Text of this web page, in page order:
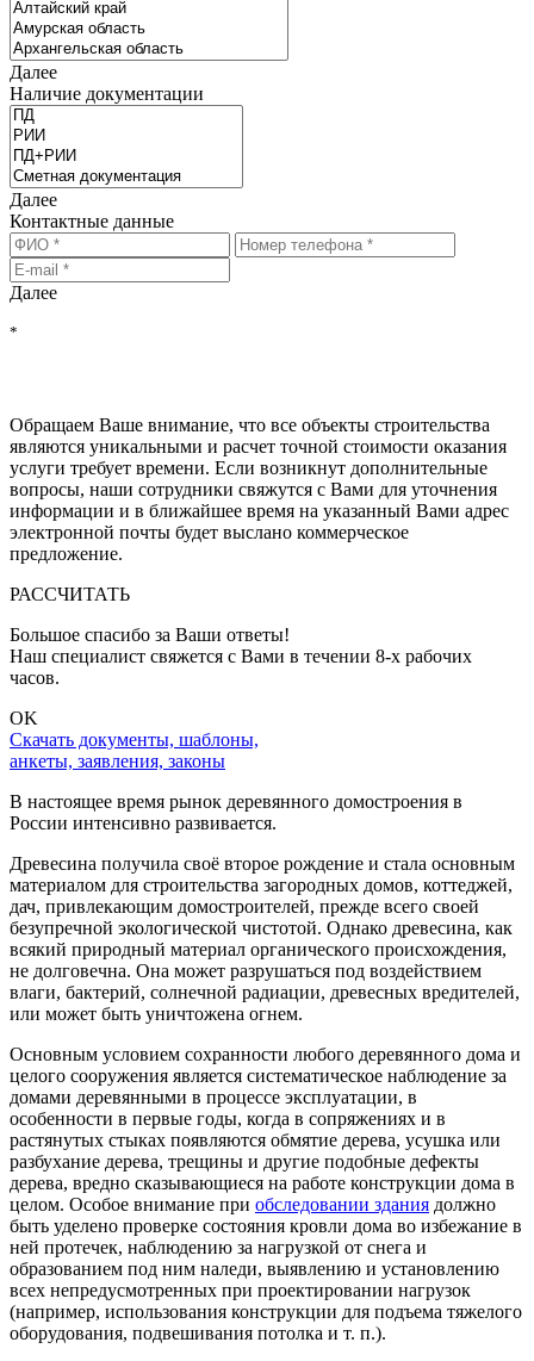
Далее
Наличие документации
Далее
Контактные данные
Далее
*
Обращаем Ваше внимание, что все объекты строительства
являются уникальными и расчет точной стоимости оказания
услуги требует времени. Если возникнут дополнительные
вопросы, наши сотрудники свяжутся с Вами для уточнения
информации и в ближайшее время на указанный Вами адрес
электронной почты будет выслано коммерческое
предложение.
РАССЧИТАТЬ
Большое спасибо за Ваши ответы!
Наш специалист свяжется с Вами в течении 8-x рабочих
часов.
OK
Скачать документы, шаблоны,
анкеты, заявления, законы
В настоящее время рынок деревянного домостроения в
России интенсивно развивается.
Древесина получила своё второе рождение и стала основным
материалом для строительства загородных домов, коттеджей,
дач, привлекающим домостроителей, прежде всего своей
безупречной экологической чистотой. Однако древесина, как
всякий природный материал органического происхождения,
не долговечна. Она может разрушаться под воздействием
влаги, бактерий, солнечной радиации, древесных вредителей,
или может быть уничтожена огнем.
Основным условием сохранности любого деревянного дома и
целого сооружения является систематическое наблюдение за
домами деревянными в процессе эксплуатации, в
особенности в первые годы, когда в сопряжениях и в
растянутых стыках появляются обмятие дерева, усушка или
разбухание дерева, трещины и другие подобные дефекты
дерева, вредно сказывающиеся на работе конструкции дома в
целом. Особое внимание при обследовании здания должно
быть уделено проверке состояния кровли дома во избежание в
ней протечек, наблюдению за нагрузкой от снега и
образованием под ним наледи, выявлению и установлению
всех непредусмотренных при проектировании нагрузок
(например, использования конструкции для подъема тяжелого
оборудования, подвешивания потолка и т. п.).